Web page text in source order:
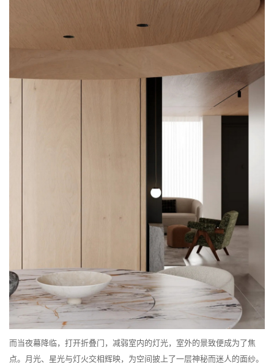
而当夜幕降临，打开折叠门，减弱室内的灯光，室外的景致便成为了焦
点。月光、星光与灯火交相辉映，为空间披上了一层神秘而迷人的面纱。